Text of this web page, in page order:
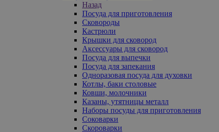
Назад
Посуда для приготовления
Сковороды
Кастрюли
Крышки для сковород
Аксессуары для сковород
Посуда для выпечки
Посуда для запекания
Одноразовая посуда для духовки
Котлы, баки столовые
Ковши, молочники
Казаны, утятницы металл
Наборы посуды для приготовления
Соковарки
Скороварки